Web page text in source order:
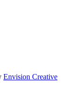
Envision Creative